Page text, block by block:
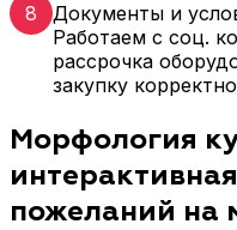
8
Документы и
Работаем с соц.
рассрочка
закупку
Морфология
пожеланий на